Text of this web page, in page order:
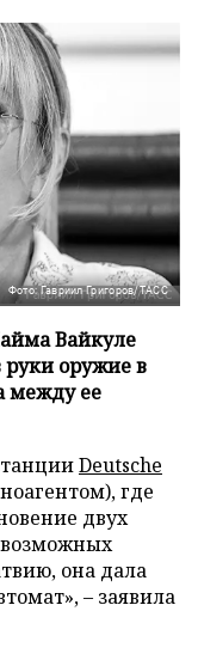
Фото: Гавриил Григоров/ТАСС
Вайкуле
руки оружие в
между ее
Deutsche
где
двух
возможных
она дала
– заявила